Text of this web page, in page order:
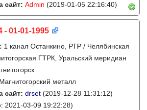
сайт: Admin (2019-01-05 22:16:40)
- 01-01-1995
: 1 канал Останкино, РТР / Челябинская
ГТРК, Уральский меридиан
Магнитогорский металл
сайт: drset (2019-12-28 11:31:12)
2021-03-09 19:22:28)